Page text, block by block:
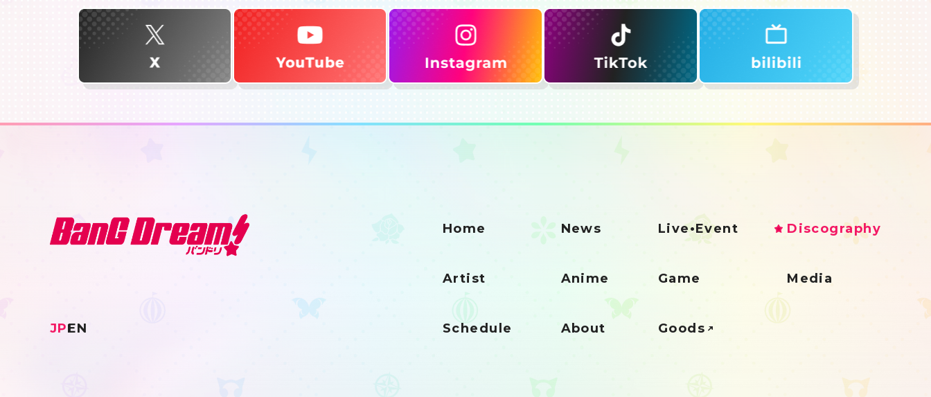
Home News Live•Event Discography
Artist Anime Game Media
Schedule About Goods
JPEN